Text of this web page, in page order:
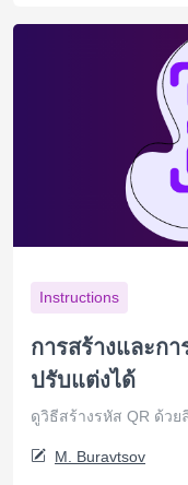
Instructions
การสร้างและก
ปรับแต่งได้
ดูวิธีสร้างรหัส QR ด้ว
M. Buravtsov